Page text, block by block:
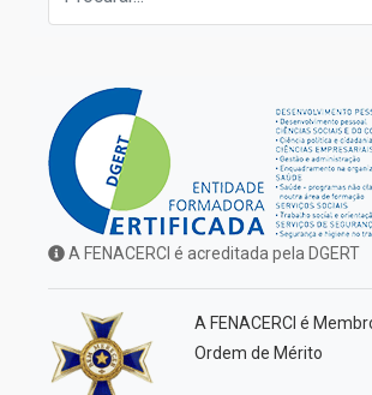
A FENACERCI é acreditada pela DGERT
A FENACERCI é
Ordem de Mérito